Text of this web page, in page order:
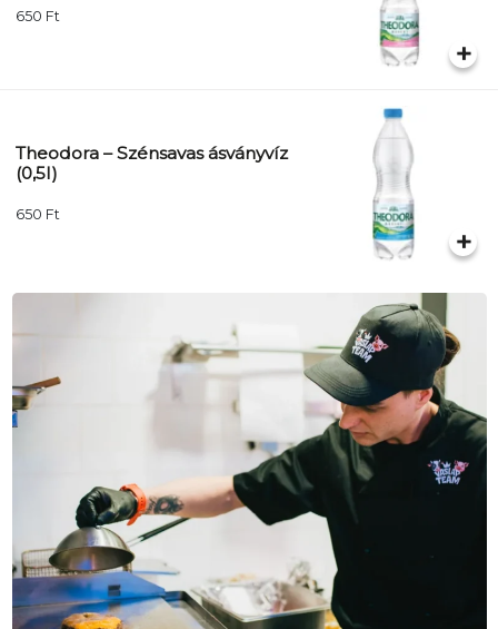
650 Ft
Theodora – Szénsavas ásványvíz
(0,5l)
650 Ft